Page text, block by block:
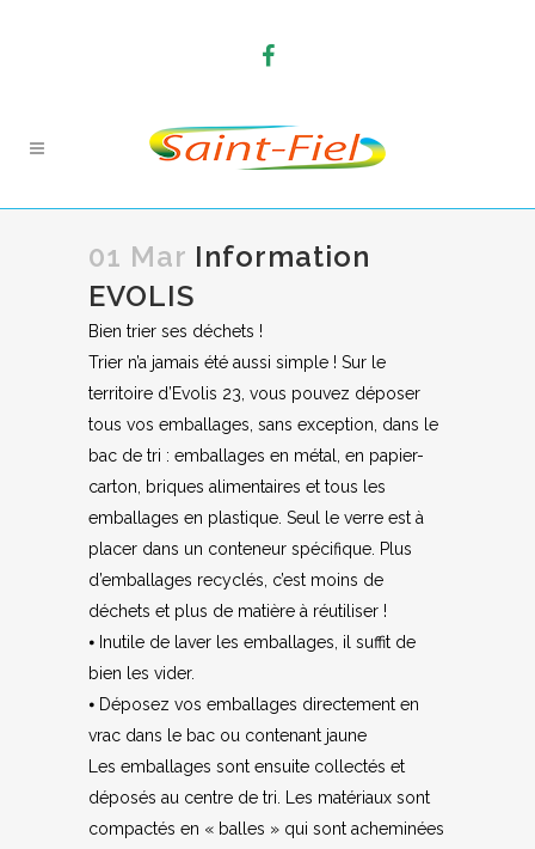
01 Mar Information
EVOLIS
Bien trier ses déchets !
Trier n’a jamais été aussi simple ! Sur le
territoire d’Evolis 23, vous pouvez déposer
tous vos emballages, sans exception, dans le
bac de tri : emballages en métal, en papier-
carton, briques alimentaires et tous les
emballages en plastique. Seul le verre est à
placer dans un conteneur spécifique. Plus
d’emballages recyclés, c’est moins de
déchets et plus de matière à réutiliser !
⦁ Inutile de laver les emballages, il suffit de
bien les vider.
⦁ Déposez vos emballages directement en
vrac dans le bac ou contenant jaune
Les emballages sont ensuite collectés et
déposés au centre de tri. Les matériaux sont
compactés en « balles » qui sont acheminées